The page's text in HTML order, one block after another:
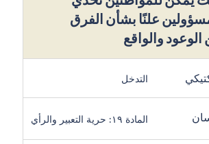
علنًا بشأن الفرق
الوعود والواقع
التدخل
المادة ١٩: حرية التعبير والرأي